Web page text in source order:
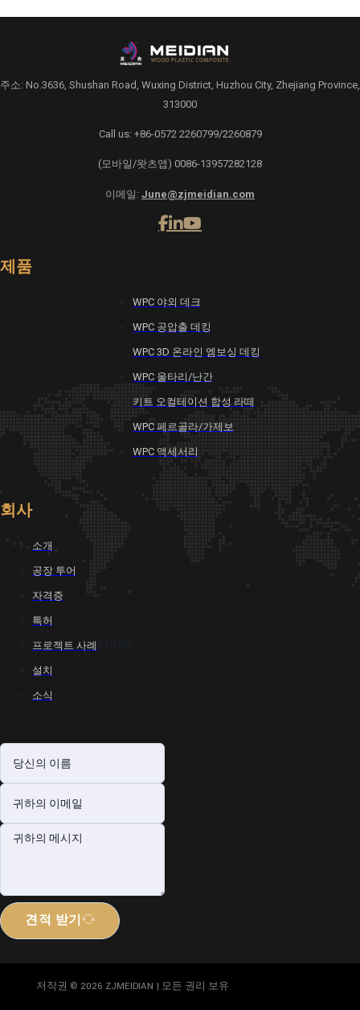
주소: No.3636, Shushan Road, Wuxing District, Huzhou City, Zhejiang Province,
313000
Call us: +86-0572 2260799/2260879
(모바일/왓츠앱) 0086-13957282128
이메일: June@zjmeidian.com
제품
WPC 야외 데크
WPC 공압출 데킹
WPC 3D 온라인 엠보싱 데킹
WPC 울타리/난간
키트 오컬테이션 합성 라떼
WPC 페르골라/가제보
WPC 액세서리
회사
소개
공장 투어
자격증
특허
프로젝트 사례 $10.00
설치
소식
견적 받기
저작권 © 2026 ZJMEIDIAN | 모든 권리 보유